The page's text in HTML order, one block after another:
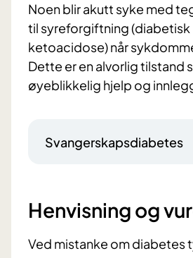
Noen blir akutt syke med
til syreforgiftning (diabetisk
ketoacidose) når
Dette er en alvorlig tilstand
øyeblikkelig hjelp og
Svangerskapsdiabetes
Henvisning og
Ved mistanke om diabetes